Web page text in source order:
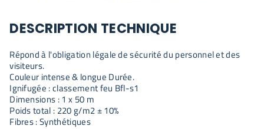
DESCRIPTION TECHNIQUE
Répond à l'obligation légale de sécurité du personnel et des
visiteurs.
Couleur intense & longue Durée.
Ignifugée : classement feu Bfl-s1
Dimensions : 1 x 50 m
Poids total : 220 g/m2 ± 10%
Fibres : Synthétiques